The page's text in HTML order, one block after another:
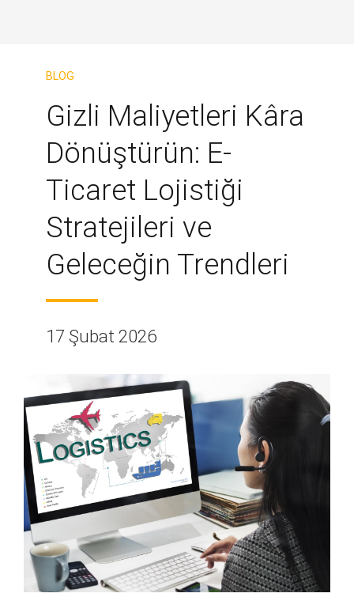
BLOG
Gizli Maliyetleri Kâra
Dönüştürün: E-
Ticaret Lojistiği
Stratejileri ve
Geleceğin Trendleri
17 Şubat 2026